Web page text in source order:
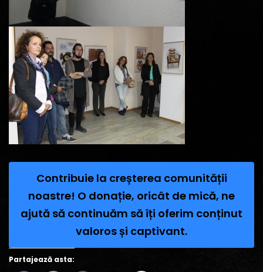
Contribuie la creșterea comunității
noastre! O donație, oricât de mică, ne
ajută să continuăm să îți oferim conținut
valoros și captivant.
Partajează asta: